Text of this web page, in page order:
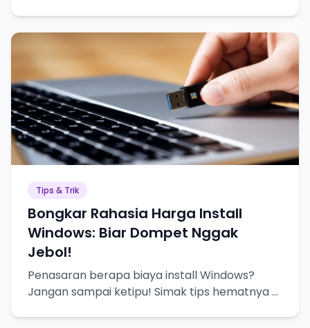
Tips & Trik
Bongkar Rahasia Harga Install
Windows: Biar Dompet Nggak
Jebol!
Penasaran berapa biaya install Windows?
Jangan sampai ketipu! Simak tips hematnya di